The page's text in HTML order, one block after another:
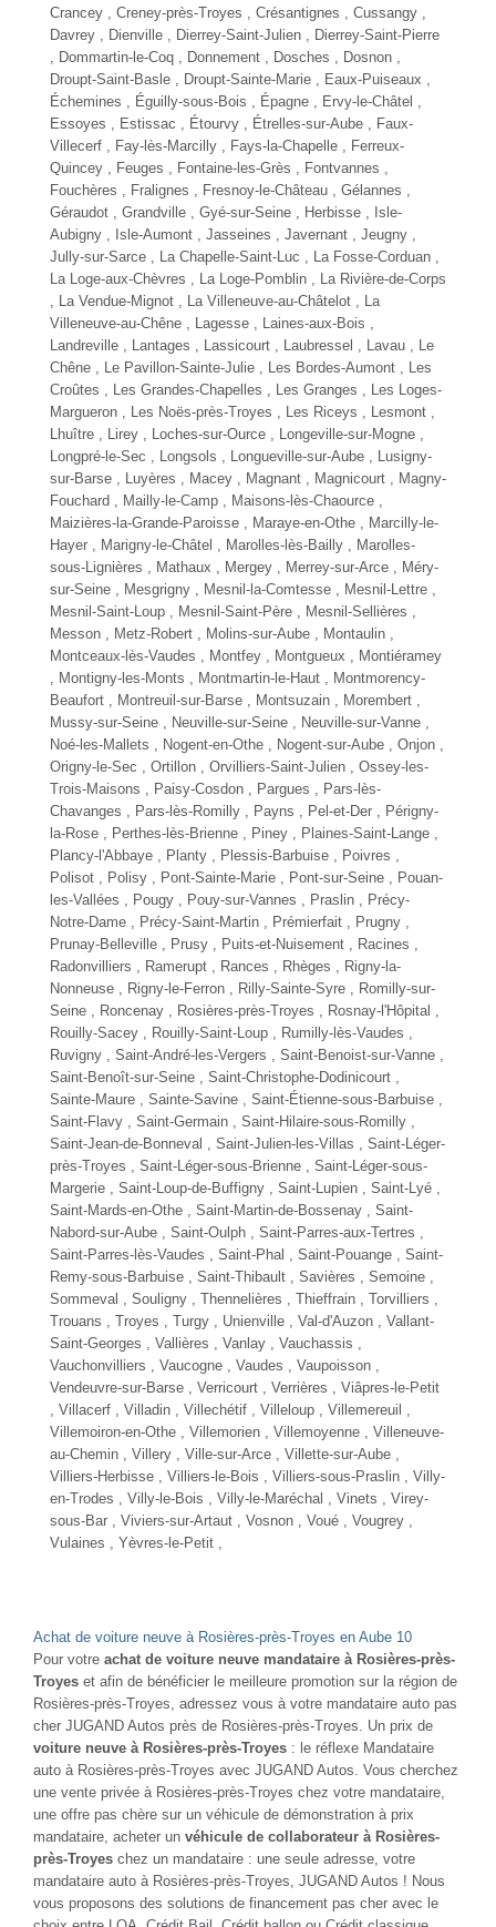
Crancey , Creney-près-Troyes , Crésantignes , Cussangy ,
Davrey , Dienville , Dierrey-Saint-Julien , Dierrey-Saint-Pierre
, Dommartin-le-Coq , Donnement , Dosches , Dosnon ,
Droupt-Saint-Basle , Droupt-Sainte-Marie , Eaux-Puiseaux ,
Échemines , Éguilly-sous-Bois , Épagne , Ervy-le-Châtel ,
Essoyes , Estissac , Étourvy , Étrelles-sur-Aube , Faux-
Villecerf , Fay-lès-Marcilly , Fays-la-Chapelle , Ferreux-
Quincey , Feuges , Fontaine-les-Grès , Fontvannes ,
Fouchères , Fralignes , Fresnoy-le-Château , Gélannes ,
Géraudot , Grandville , Gyé-sur-Seine , Herbisse , Isle-
Aubigny , Isle-Aumont , Jasseines , Javernant , Jeugny ,
Jully-sur-Sarce , La Chapelle-Saint-Luc , La Fosse-Corduan ,
La Loge-aux-Chèvres , La Loge-Pomblin , La Rivière-de-Corps
, La Vendue-Mignot , La Villeneuve-au-Châtelot , La
Villeneuve-au-Chêne , Lagesse , Laines-aux-Bois ,
Landreville , Lantages , Lassicourt , Laubressel , Lavau , Le
Chêne , Le Pavillon-Sainte-Julie , Les Bordes-Aumont , Les
Croûtes , Les Grandes-Chapelles , Les Granges , Les Loges-
Margueron , Les Noës-près-Troyes , Les Riceys , Lesmont ,
Lhuître , Lirey , Loches-sur-Ource , Longeville-sur-Mogne ,
Longpré-le-Sec , Longsols , Longueville-sur-Aube , Lusigny-
sur-Barse , Luyères , Macey , Magnant , Magnicourt , Magny-
Fouchard , Mailly-le-Camp , Maisons-lès-Chaource ,
Maizières-la-Grande-Paroisse , Maraye-en-Othe , Marcilly-le-
Hayer , Marigny-le-Châtel , Marolles-lès-Bailly , Marolles-
sous-Lignières , Mathaux , Mergey , Merrey-sur-Arce , Méry-
sur-Seine , Mesgrigny , Mesnil-la-Comtesse , Mesnil-Lettre ,
Mesnil-Saint-Loup , Mesnil-Saint-Père , Mesnil-Sellières ,
Messon , Metz-Robert , Molins-sur-Aube , Montaulin ,
Montceaux-lès-Vaudes , Montfey , Montgueux , Montiéramey
, Montigny-les-Monts , Montmartin-le-Haut , Montmorency-
Beaufort , Montreuil-sur-Barse , Montsuzain , Morembert ,
Mussy-sur-Seine , Neuville-sur-Seine , Neuville-sur-Vanne ,
Noé-les-Mallets , Nogent-en-Othe , Nogent-sur-Aube , Onjon ,
Origny-le-Sec , Ortillon , Orvilliers-Saint-Julien , Ossey-les-
Trois-Maisons , Paisy-Cosdon , Pargues , Pars-lès-
Chavanges , Pars-lès-Romilly , Payns , Pel-et-Der , Périgny-
la-Rose , Perthes-lès-Brienne , Piney , Plaines-Saint-Lange ,
Plancy-l'Abbaye , Planty , Plessis-Barbuise , Poivres ,
Polisot , Polisy , Pont-Sainte-Marie , Pont-sur-Seine , Pouan-
les-Vallées , Pougy , Pouy-sur-Vannes , Praslin , Précy-
Notre-Dame , Précy-Saint-Martin , Prémierfait , Prugny ,
Prunay-Belleville , Prusy , Puits-et-Nuisement , Racines ,
Radonvilliers , Ramerupt , Rances , Rhèges , Rigny-la-
Nonneuse , Rigny-le-Ferron , Rilly-Sainte-Syre , Romilly-sur-
Seine , Roncenay , Rosières-près-Troyes , Rosnay-l'Hôpital ,
Rouilly-Sacey , Rouilly-Saint-Loup , Rumilly-lès-Vaudes ,
Ruvigny , Saint-André-les-Vergers , Saint-Benoist-sur-Vanne ,
Saint-Benoît-sur-Seine , Saint-Christophe-Dodinicourt ,
Sainte-Maure , Sainte-Savine , Saint-Étienne-sous-Barbuise ,
Saint-Flavy , Saint-Germain , Saint-Hilaire-sous-Romilly ,
Saint-Jean-de-Bonneval , Saint-Julien-les-Villas , Saint-Léger-
près-Troyes , Saint-Léger-sous-Brienne , Saint-Léger-sous-
Margerie , Saint-Loup-de-Buffigny , Saint-Lupien , Saint-Lyé ,
Saint-Mards-en-Othe , Saint-Martin-de-Bossenay , Saint-
Nabord-sur-Aube , Saint-Oulph , Saint-Parres-aux-Tertres ,
Saint-Parres-lès-Vaudes , Saint-Phal , Saint-Pouange , Saint-
Remy-sous-Barbuise , Saint-Thibault , Savières , Semoine ,
Sommeval , Souligny , Thennelières , Thieffrain , Torvilliers ,
Trouans , Troyes , Turgy , Unienville , Val-d'Auzon , Vallant-
Saint-Georges , Vallières , Vanlay , Vauchassis ,
Vauchonvilliers , Vaucogne , Vaudes , Vaupoisson ,
Vendeuvre-sur-Barse , Verricourt , Verrières , Viâpres-le-Petit
, Villacerf , Villadin , Villechétif , Villeloup , Villemereuil ,
Villemoiron-en-Othe , Villemorien , Villemoyenne , Villeneuve-
au-Chemin , Villery , Ville-sur-Arce , Villette-sur-Aube ,
Villiers-Herbisse , Villiers-le-Bois , Villiers-sous-Praslin , Villy-
en-Trodes , Villy-le-Bois , Villy-le-Maréchal , Vinets , Virey-
sous-Bar , Viviers-sur-Artaut , Vosnon , Voué , Vougrey ,
Vulaines , Yèvres-le-Petit ,
Achat de voiture neuve à Rosières-près-Troyes en Aube 10
Pour votre achat de voiture neuve mandataire à Rosières-près-
Troyes et afin de bénéficier le meilleure promotion sur la région de
Rosières-près-Troyes, adressez vous à votre mandataire auto pas
cher JUGAND Autos près de Rosières-près-Troyes. Un prix de
voiture neuve à Rosières-près-Troyes : le réflexe Mandataire
auto à Rosières-près-Troyes avec JUGAND Autos. Vous cherchez
une vente privée à Rosières-près-Troyes chez votre mandataire,
une offre pas chère sur un véhicule de démonstration à prix
mandataire, acheter un véhicule de collaborateur à Rosières-
près-Troyes chez un mandataire : une seule adresse, votre
mandataire auto à Rosières-près-Troyes, JUGAND Autos ! Nous
vous proposons des solutions de financement pas cher avec le